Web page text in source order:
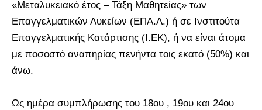
«Μεταλυκειακό έτος – Τάξη Μαθητείας» των
Επαγγελματικών Λυκείων (ΕΠΑ.Λ.) ή σε Ινστιτούτα
Επαγγελματικής Κατάρτισης (Ι.ΕΚ), ή να είναι άτομα
με ποσοστό αναπηρίας πενήντα τοις εκατό (50%) και
άνω.
Ως ημέρα συμπλήρωσης του 18ου , 19ου και 24ου